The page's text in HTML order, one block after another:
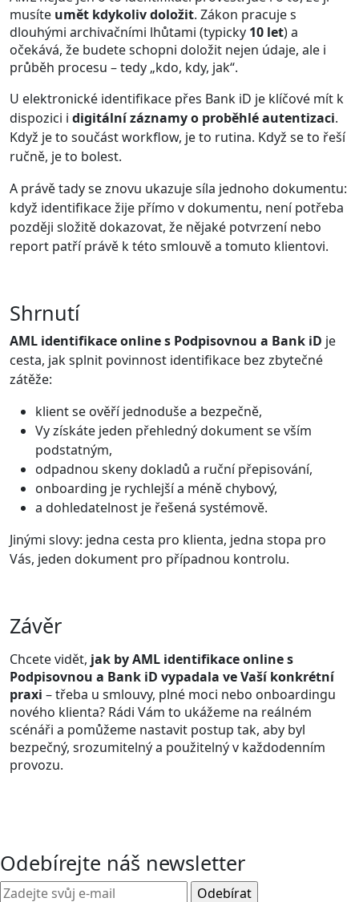
musíte umět kdykoliv doložit. Zákon pracuje s
dlouhými archivačními lhůtami (typicky 10 let) a
očekává, že budete schopni doložit nejen údaje, ale i
průběh procesu – tedy „kdo, kdy, jak“.
U elektronické identifikace přes Bank iD je klíčové mít k
dispozici i digitální záznamy o proběhlé autentizaci.
Když je to součást workflow, je to rutina. Když se to řeší
ručně, je to bolest.
A právě tady se znovu ukazuje síla jednoho dokumentu:
když identifikace žije přímo v dokumentu, není potřeba
později složitě dokazovat, že nějaké potvrzení nebo
report patří právě k této smlouvě a tomuto klientovi.
Shrnutí
AML identifikace online s Podpisovnou a Bank iD je
cesta, jak splnit povinnost identifikace bez zbytečné
zátěže:
klient se ověří jednoduše a bezpečně,
Vy získáte jeden přehledný dokument se vším
podstatným,
odpadnou skeny dokladů a ruční přepisování,
onboarding je rychlejší a méně chybový,
a dohledatelnost je řešená systémově.
Jinými slovy: jedna cesta pro klienta, jedna stopa pro
Vás, jeden dokument pro případnou kontrolu.
Závěr
Chcete vidět, jak by AML identifikace online s
Podpisovnou a Bank iD vypadala ve Vaší konkrétní
praxi – třeba u smlouvy, plné moci nebo onboardingu
nového klienta? Rádi Vám to ukážeme na reálném
scénáři a pomůžeme nastavit postup tak, aby byl
bezpečný, srozumitelný a použitelný v každodenním
provozu.
Odebírejte náš newsletter